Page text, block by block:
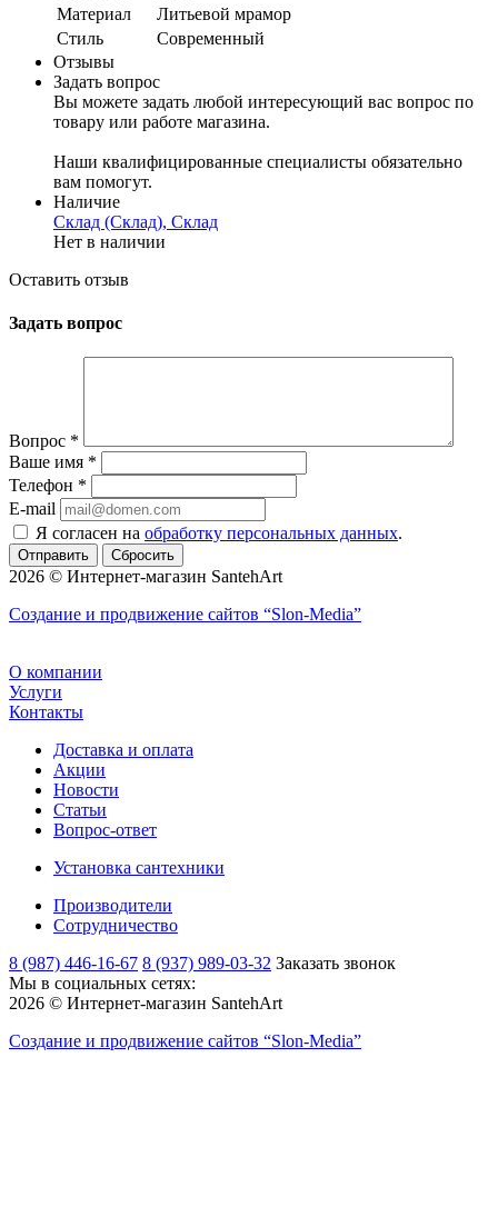
Материал
Литьевой мрамор
Стиль
Современный
Отзывы
Задать вопрос
Вы можете задать любой интересующий вас вопрос по
товару или работе магазина.
Наши квалифицированные специалисты обязательно
вам помогут.
Наличие
Склад (Склад), Склад
Нет в наличии
Оставить отзыв
Задать вопрос
Вопрос *
Ваше имя *
Телефон *
E-mail
Я согласен на обработку персональных данных.
Сбросить
2026 © Интернет-магазин SantehArt
Создание и продвижение сайтов “Slon-Media”
О компании
Услуги
Контакты
Доставка и оплата
Акции
Новости
Статьи
Вопрос-ответ
Установка сантехники
Производители
Сотрудничество
8 (987) 446-16-67 8 (937) 989-03-32 Заказать звонок
Мы в социальных сетях:
2026 © Интернет-магазин SantehArt
Создание и продвижение сайтов “Slon-Media”